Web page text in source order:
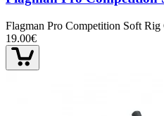
Flagman Pro Competition Soft Rig
19.00€